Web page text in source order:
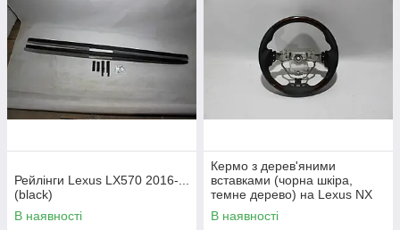
Рейлінги Lexus LX570 2016-...
(black)
В наявності
Кермо з дерев'яними
вставками (чорна шкіра,
темне дерево) на Lexus NX
2016-2018
В наявності